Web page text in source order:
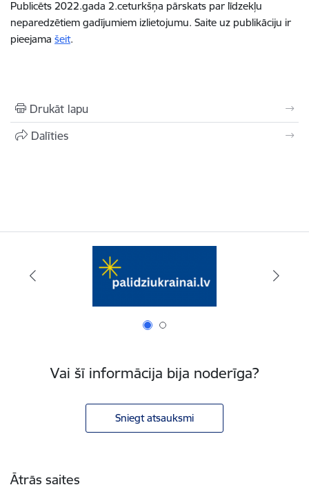
Publicēts 2022.gada 2.ceturkšņa pārskats par līdzekļu
neparedzētiem gadījumiem izlietojumu. Saite uz publikāciju ir
pieejama šeit.
Drukāt lapu
Dalīties
Vai šī informācija bija noderīga?
Sniegt atsauksmi
Ātrās saites